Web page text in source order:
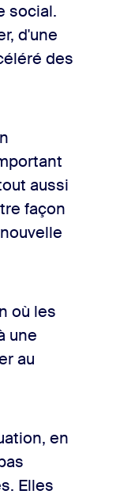
social.
d'une
des
aussi
façon
où les
une
au
en
Elles